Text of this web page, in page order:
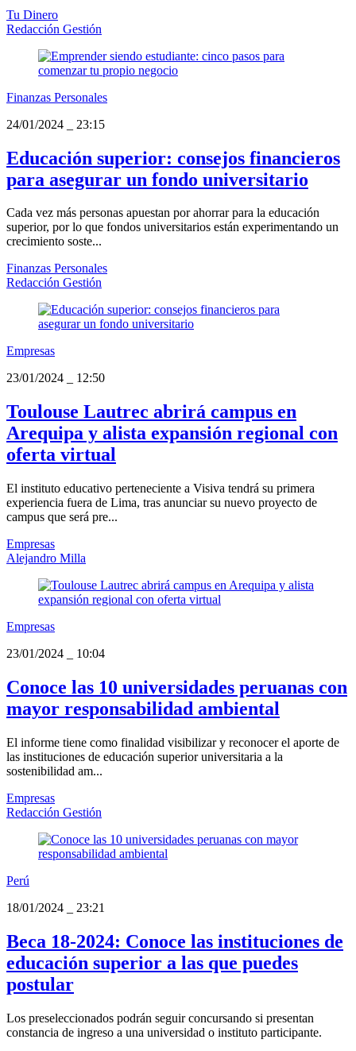
Tu Dinero
Redacción Gestión
Finanzas Personales
24/01/2024
23:15
Educación superior: consejos financieros
para asegurar un fondo universitario
Cada vez más personas apuestan por ahorrar para la educación
superior, por lo que fondos universitarios están experimentando un
crecimiento soste...
Finanzas Personales
Redacción Gestión
Empresas
23/01/2024
12:50
Toulouse Lautrec abrirá campus en
Arequipa y alista expansión regional con
oferta virtual
El instituto educativo perteneciente a Visiva tendrá su primera
experiencia fuera de Lima, tras anunciar su nuevo proyecto de
campus que será pre...
Empresas
Alejandro Milla
Empresas
23/01/2024
10:04
Conoce las 10 universidades peruanas con
mayor responsabilidad ambiental
El informe tiene como finalidad visibilizar y reconocer el aporte de
las instituciones de educación superior universitaria a la
sostenibilidad am...
Empresas
Redacción Gestión
Perú
18/01/2024
23:21
Beca 18-2024: Conoce las instituciones de
educación superior a las que puedes
postular
Los preseleccionados podrán seguir concursando si presentan
constancia de ingreso a una universidad o instituto participante.